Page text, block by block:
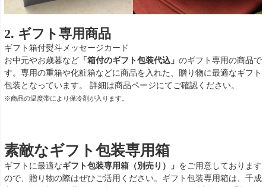
2. ギフト専用商品
ギフト箱付熨斗 メッセージカード
お中元やお歳暮など 「箱付のギフト包装代込」 のギフト専用の商品で
す。専用の重箱や化粧箱などに商品を入れた、贈り物に最適なギフト
包装となっています。 詳細は商品ページにてご確認ください。
※商品の温度帯により保冷剤が入ります。
素敵なギフト包装専用箱
ギフトに最適なギフト包装専用箱（別売り）」 をご用意しております
ので、贈り物の際はぜひご活用ください。ギフト包装専用箱は、千成